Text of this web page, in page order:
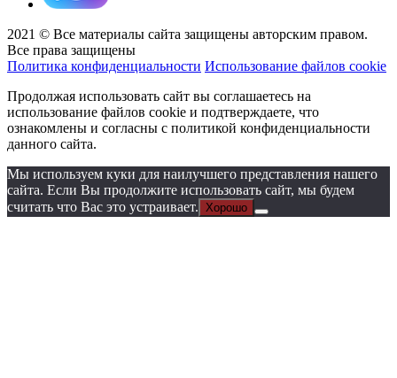
2021 © Все материалы сайта защищены авторским правом.
Все права защищены
Политика конфиденциальности Использование файлов cookie
Продолжая использовать сайт вы соглашаетесь на
использование файлов cookie и подтверждаете, что
ознакомлены и согласны с политикой конфиденциальности
данного сайта.
Мы используем куки для наилучшего представления нашего
сайта. Если Вы продолжите использовать сайт, мы будем
считать что Вас это устраивает. Хорошо